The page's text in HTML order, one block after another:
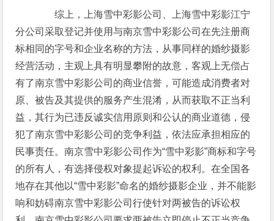
综上，上海雪中彩影公司、上海雪中彩影江宁
分公司采取登记并使用与南京雪中彩影公司在先注册商
标相同的字号和企业名称的方法，从事同样的婚纱摄影
经营活动，主观上具有明显攀附的故意，客观上无偿占
有了南京雪中彩影公司的商业信誉，可能造成消费者对
原、被告及其提供的服务产生混淆，从而获取不正当利
益，其行为已违反诚实信用原则和公认的商业道德，侵
犯了南京雪中彩影公司的竞争利益，依法应承担相应的
民事责任。南京雪中彩影公司作为“雪中彩影”商标和字号
的所有人，有选择侵权对象提起诉讼的权利。在全国各
地存在其他以“雪中彩影”命名的婚纱摄影企业，并不能影
响和妨碍南京雪中彩影公司行使针对两被告的诉讼权